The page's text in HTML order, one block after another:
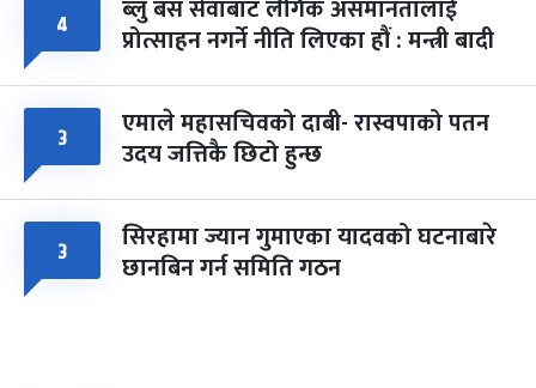
४ ब्लु बस सेवाबाट लैंगिक असमानतालाई
प्रोत्साहन नगर्ने नीति लिएका हौं : मन्त्री बादी
३ एमाले महासचिवको दाबी- रास्वपाको पतन
उदय जत्तिकै छिटो हुन्छ
३ सिरहामा ज्यान गुमाएका यादवको घटनाबारे
छानबिन गर्न समिति गठन